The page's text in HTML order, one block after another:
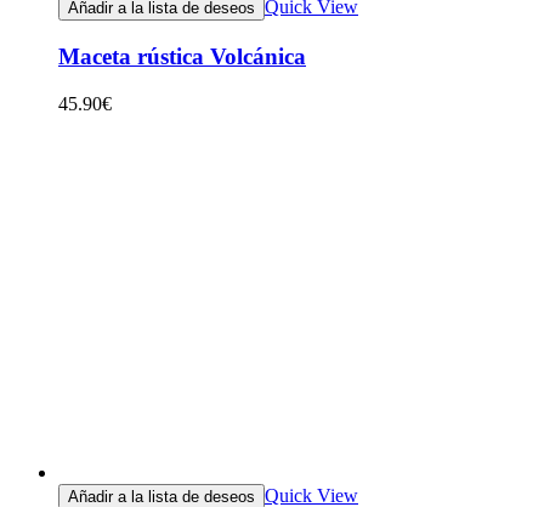
Añadir a la lista de deseos Quick View
Maceta rústica Volcánica
45.90€
Añadir a la lista de deseos Quick View